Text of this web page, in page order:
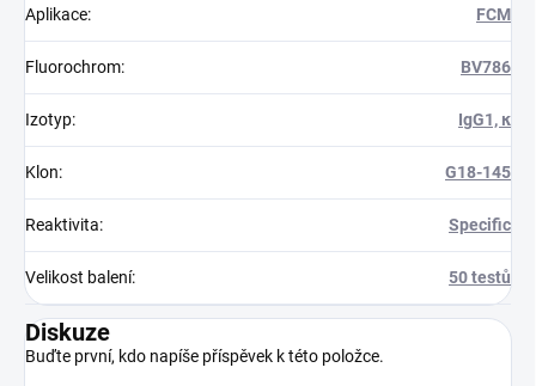
Aplikace: FCM
Fluorochrom: BV786
Izotyp: IgG1, κ
Klon: G18-145
Reaktivita: Specific
Velikost balení: 50 testů
Diskuze
Buďte první, kdo napíše příspěvek k této položce.